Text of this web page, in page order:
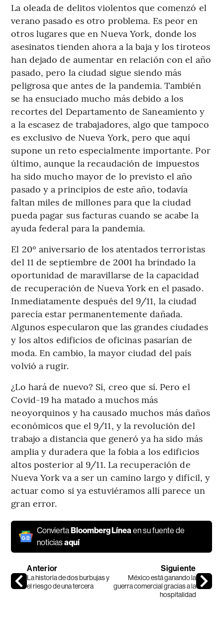
La oleada de delitos violentos que comenzó el
verano pasado es otro problema. Es peor en
otros lugares que en Nueva York, donde los
asesinatos tienden ahora a la baja y los tiroteos
han dejado de aumentar en relación con el año
pasado, pero la ciudad sigue siendo más
peligrosa que antes de la pandemia. También
se ha ensuciado mucho más debido a los
recortes del Departamento de Saneamiento y
a la escasez de trabajadores, algo que tampoco
es exclusivo de Nueva York, pero que aquí
supone un reto especialmente importante. Por
último, aunque la recaudación de impuestos
ha sido mucho mayor de lo previsto el año
pasado y a principios de este año, todavía
faltan miles de millones para que la ciudad
pueda pagar sus facturas cuando se acabe la
ayuda federal para la pandemia.
El 20º aniversario de los atentados terroristas
del 11 de septiembre de 2001 ha brindado la
oportunidad de maravillarse de la capacidad
de recuperación de Nueva York en el pasado.
Inmediatamente después del 9/11, la ciudad
parecía estar permanentemente dañada.
Algunos especularon que las grandes ciudades
y los altos edificios de oficinas pasarían de
moda. En cambio, la mayor ciudad del país
volvió a rugir.
¿Lo hará de nuevo? Sí, creo que sí. Pero el
Covid-19 ha matado a muchos más
neoyorquinos y ha causado muchos más daños
económicos que el 9/11, y la revolución del
trabajo a distancia que generó ya ha sido más
amplia y duradera que la fobia a los edificios
altos posterior al 9/11. La recuperación de
Nueva York va a ser un camino largo y difícil, y
actuar como si ya estuviéramos allí parece un
gran error.
ConviertaBloomberg Línea en su fuente de
noticiasaquí
Anterior
La historia de dos burbujas y
el riesgo de una tercera
Siguiente
México está ganando la
guerra comercial gracias a la
hospitalidad